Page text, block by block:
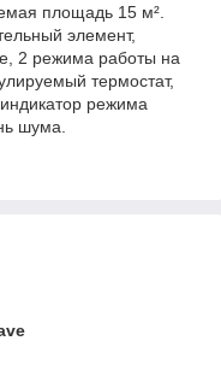
площадь 15 м².
элемент,
2 режима работы на
термостат,
режима
шума.